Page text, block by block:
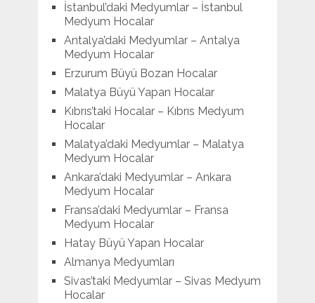
İstanbul’daki Medyumlar – İstanbul
Medyum Hocalar
Antalya’daki Medyumlar – Antalya
Medyum Hocalar
Erzurum Büyü Bozan Hocalar
Malatya Büyü Yapan Hocalar
Kıbrıs’taki Hocalar – Kıbrıs Medyum
Hocalar
Malatya’daki Medyumlar – Malatya
Medyum Hocalar
Ankara’daki Medyumlar – Ankara
Medyum Hocalar
Fransa’daki Medyumlar – Fransa
Medyum Hocalar
Hatay Büyü Yapan Hocalar
Almanya Medyumları
Sivas’taki Medyumlar – Sivas Medyum
Hocalar